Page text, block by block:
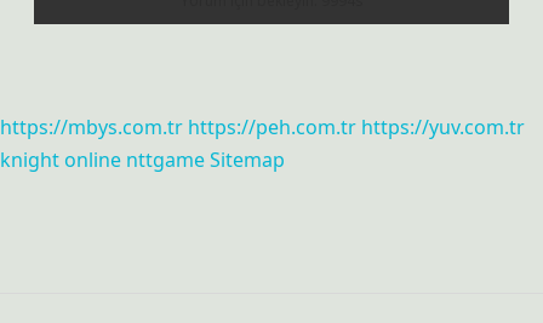
https://mbys.com.tr https://peh.com.tr https://yuv.com.tr
knight online nttgameSitemap